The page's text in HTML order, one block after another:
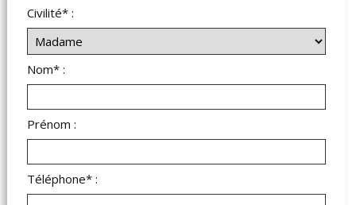
Civilité* :
Nom* :
Prénom :
Téléphone* :